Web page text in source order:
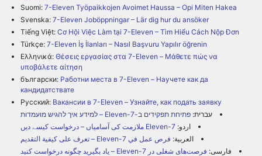
Suomi: 7-Eleven Työpaikkojen Avoimet Haussa – Opi Miten Hakea
Svenska: 7-Eleven Joböppningar – Lär dig hur du ansöker
Tiếng Việt: Cơ Hội Việc Làm tại 7-Eleven – Tìm Hiểu Cách Nộp Đơn
Türkçe: 7-Eleven İş İlanları – Nasıl Başvuru Yapılır öğrenin
Ελληνικά: Θέσεις εργασίας στα 7-Eleven – Μάθετε πώς να
υποβάλετε αίτηση
български: Работни места в 7-Eleven – Научете как да
кандидатствате
Русский: Вакансии в 7-Eleven – Узнайте, как подать заявку
עברית: פתיחת תפקידים ב-7-Eleven – למידע איך להגיש מועמדות
اردو: 7-Eleven ملازمت کی آسامیاں – درخواست کیسے دیں
العربية: فرص عمل في 7-Eleven – تعرف على كيفية التقديم
فارسی: فرصت‌های شغلی در 7-Eleven – یاد بگیرید چگونه درخواست کنید